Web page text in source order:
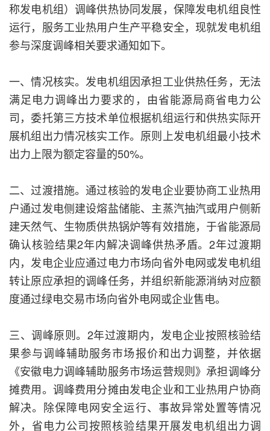
称发电机组）调峰供热协同发展，保障发电机组良性
运行，服务工业热用户生产平稳安全，现就发电机组
参与深度调峰相关要求通知如下。
一、情况核实。发电机组因承担工业供热任务，无法
满足电力调峰出力要求的，由省能源局商省电力公
司，委托第三方技术单位根据机组运行和供热实际开
展机组出力情况核实工作。原则上发电机组最小技术
出力上限为额定容量的50%。
二、过渡措施。通过核验的发电企业要协商工业热用
户通过发电侧建设熔盐储能、主蒸汽抽汽或用户侧新
建天然气、生物质供热锅炉等有效措施，于省能源局
确认核验结果2年内解决调峰供热矛盾。2年过渡期
内，发电企业应通过电力市场向省外电网或发电机组
转让原应承担的调峰任务，并组织新能源消纳对应额
度通过绿电交易市场向省外电网或企业售电。
三、调峰原则。2年过渡期内，发电企业按照核验结
果参与调峰辅助服务市场报价和出力调整，并依据
《安徽电力调峰辅助服务市场运营规则》承担调峰分
摊费用。调峰费用分摊由发电企业和工业热用户协商
解决。除保障电网安全运行、事故异常处置等情况
外，省电力公司按照核验结果开展发电机组出力调